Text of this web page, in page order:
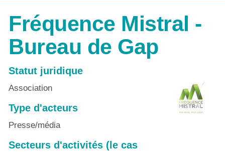
Fréquence Mistral -
Bureau de Gap
Statut juridique
Association
Type d'acteurs
Presse/média
Secteurs d'activités (le cas